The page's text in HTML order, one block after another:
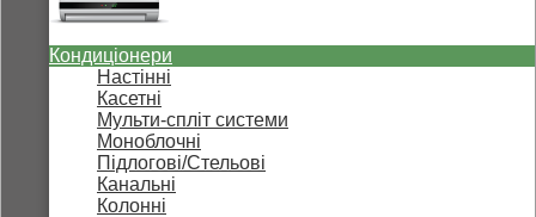
Кондиціонери
Настінні
Касетні
Мульти-спліт системи
Моноблочні
Підлогові/Стельові
Канальні
Колонні